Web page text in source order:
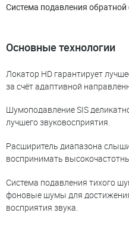
Система подавления обратной
Основные технологии
Локатор HD гарантирует
за счёт адаптивной
Шумоподавление SIS
лучшего звуковосприятия.
Расширитель диапазона
воспринимать
Система подавления тихого
фоновые шумы для
восприятия звука.